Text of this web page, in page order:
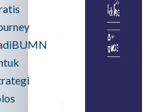
SMA
Syarat,
August 5,